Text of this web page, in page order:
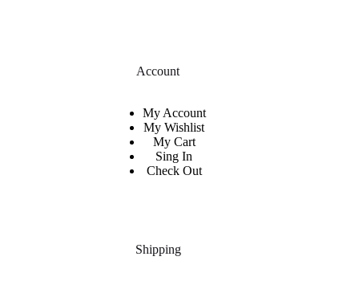
Account
My Account
My Wishlist
My Cart
Sing In
Check Out
Shipping